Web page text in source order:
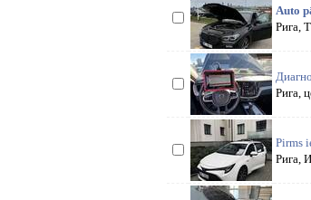
Auto
Рига,
Рига,
Pirms
Рига,